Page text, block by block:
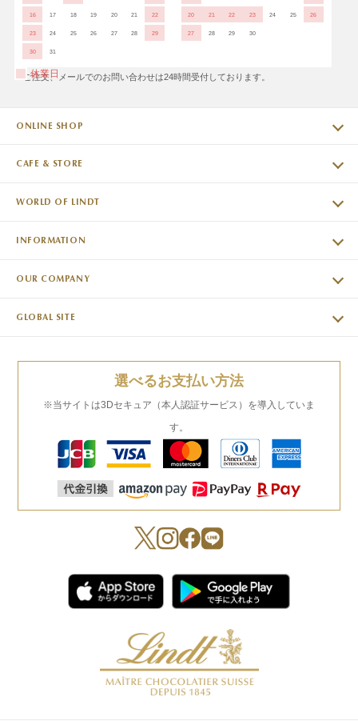
16 17 18 19 20 21 22
23 24 25 26 27 28 29
30 31
20 21 22 23 24 25 26
27 28 29 30
休業日
※ご注文、メールでのお問い合わせは24時間受付しております。
ONLINE SHOP
CAFE & STORE
WORLD OF LINDT
INFORMATION
OUR COMPANY
GLOBAL SITE
選べるお支払い方法
※当サイトは3Dセキュア（本人認証サービス）を導入していま
す。